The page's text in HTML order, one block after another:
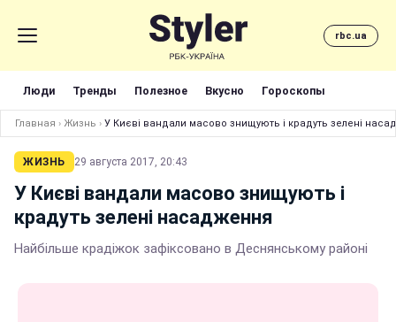
rbc.ua
Люди Тренды Полезное Вкусно Гороскопы
Главная › Жизнь › У Києві вандали масово знищують і крадуть зелені
ЖИЗНЬ 29 августа 2017, 20:43
У Києві вандали масово знищують і
крадуть зелені насадження
Найбільше крадіжок зафіксовано в Деснянському районі